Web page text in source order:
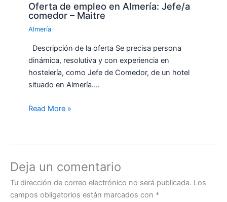
Oferta de empleo en Almería: Jefe/a
comedor – Maitre
Almería
Descripción de la oferta Se precisa persona
dinámica, resolutiva y con experiencia en
hostelería, como Jefe de Comedor, de un hotel
situado en Almería.…
Read More »
Deja un comentario
Tu dirección de correo electrónico no será publicada. Los
campos obligatorios están marcados con *